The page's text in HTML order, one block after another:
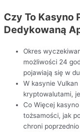
Czy To Kasyno
Dedykowaną
Okres
możliwości 24
pojawiają się w
W kasynie
kryptowalutami,
Co Więcej
tożsamości, jak
chroni